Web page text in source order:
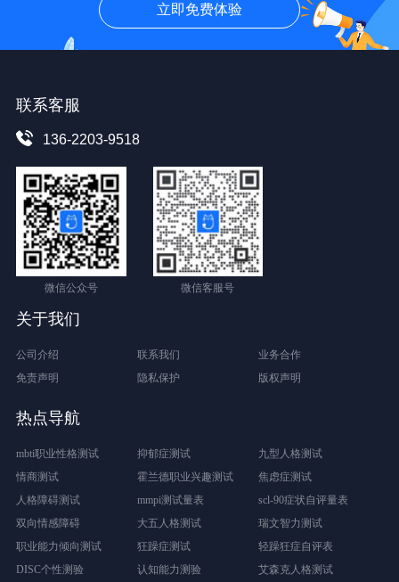
立即免费体验
联系客服
136-2203-9518
微信公众号 微信客服号
关于我们
公司介绍 联系我们
业务合作
免责声明
隐私保护 版权声明
热点导航
mbti职业性格测试 抑郁症测试
九型人格测试
情商测试
霍兰德职业兴趣测试
焦虑症测试
人格障碍测试
mmpi测试量表
scl-90症状自评量表
双向情感障碍
大五人格测试
瑞文智力测试
职业能力倾向测试
狂躁症测试
轻躁狂症自评表
DISC个性测验
认知能力测验 艾森克人格测试